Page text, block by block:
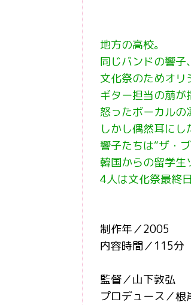
地方の高校。
同じバンドの響子
文化祭のためオリ
ギター担当の萠が
怒ったボーカルの
しかし偶然耳にし
響子たちは“ザ・
韓国からの留学生
4人は文化祭最終
制作年／2005
内容時間／115分
監督／山下敦弘
プロデュース／根